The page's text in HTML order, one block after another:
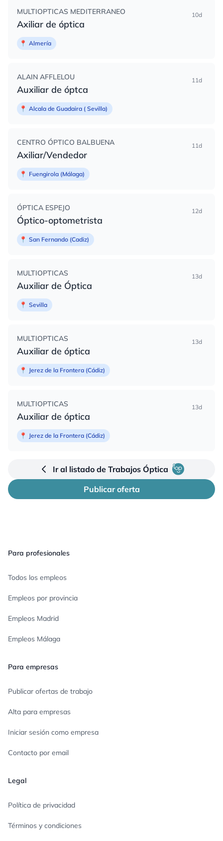
MULTIOPTICAS MEDITERRANEO
Axiliar de óptica
10d
📍 Almería
ALAIN AFFLELOU
Auxiliar de óptca
11d
📍 Alcala de Guadaira ( Sevilla)
CENTRO ÓPTICO BALBUENA
Axiliar/Vendedor
11d
📍 Fuengirola (Málaga)
ÓPTICA ESPEJO
Óptico-optometrista
12d
📍 San Fernando (Cadiz)
MULTIOPTICAS
Auxiliar de Óptica
13d
📍 Sevilla
MULTIOPTICAS
Auxiliar de óptica
13d
📍 Jerez de la Frontera (Cádiz)
MULTIOPTICAS
Auxiliar de óptica
13d
📍 Jerez de la Frontera (Cádiz)
Ir al listado de Trabajos Óptica
Publicar oferta
Para profesionales
Todos los empleos
Empleos por provincia
Empleos Madrid
Empleos Málaga
Para empresas
Publicar ofertas de trabajo
Alta para empresas
Iniciar sesión como empresa
Contacto por email
Legal
Política de privacidad
Términos y condiciones